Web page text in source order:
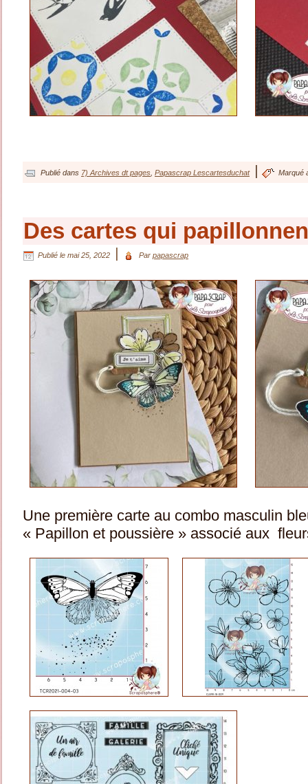
Publié dans 7) Archives dt pages Papascrap Lescartesduchat Marqué
Des cartes qui
Publié le mai 25, 2022 Par papascrap
Une première carte au combo masculin
« Papillon et poussière » associé aux